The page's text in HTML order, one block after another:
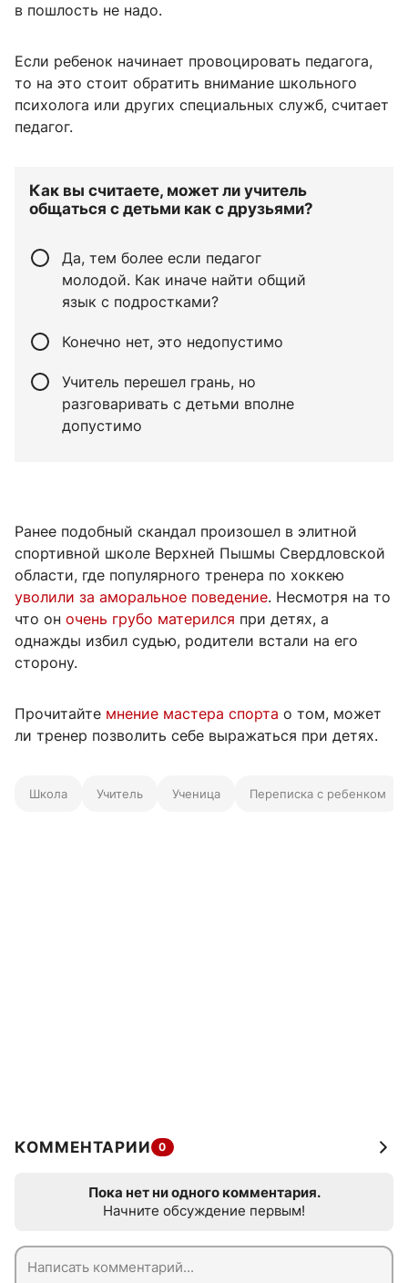
в пошлость не надо.
Если ребенок начинает провоцировать педагога,
то на это стоит обратить внимание школьного
психолога или других специальных служб, считает
педагог.
Как вы считаете, может ли учитель
общаться с детьми как с друзьями?
Да, тем более если педагог
молодой. Как иначе найти общий
язык с подростками?
Конечно нет, это недопустимо
Учитель перешел грань, но
разговаривать с детьми вполне
допустимо
Ранее подобный скандал произошел в элитной
спортивной школе Верхней Пышмы Свердловской
области, где популярного тренера по хоккею
уволили за аморальное поведение. Несмотря на то
что он очень грубо матерился при детях, а
однажды избил судью, родители встали на его
сторону.
Прочитайте мнение мастера спорта о том, может
ли тренер позволить себе выражаться при детях.
Школа Учитель Ученица Переписка с ребенком
КОММЕНТАРИИ 0
Пока нет ни одного комментария.
Начните обсуждение первым!